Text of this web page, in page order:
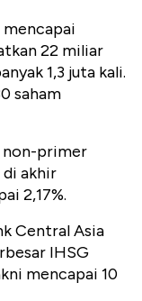
22 miliar
1,3 juta kali.
saham
non-primer
akhir
2,17%.
Central Asia
IHSG
mencapai 10